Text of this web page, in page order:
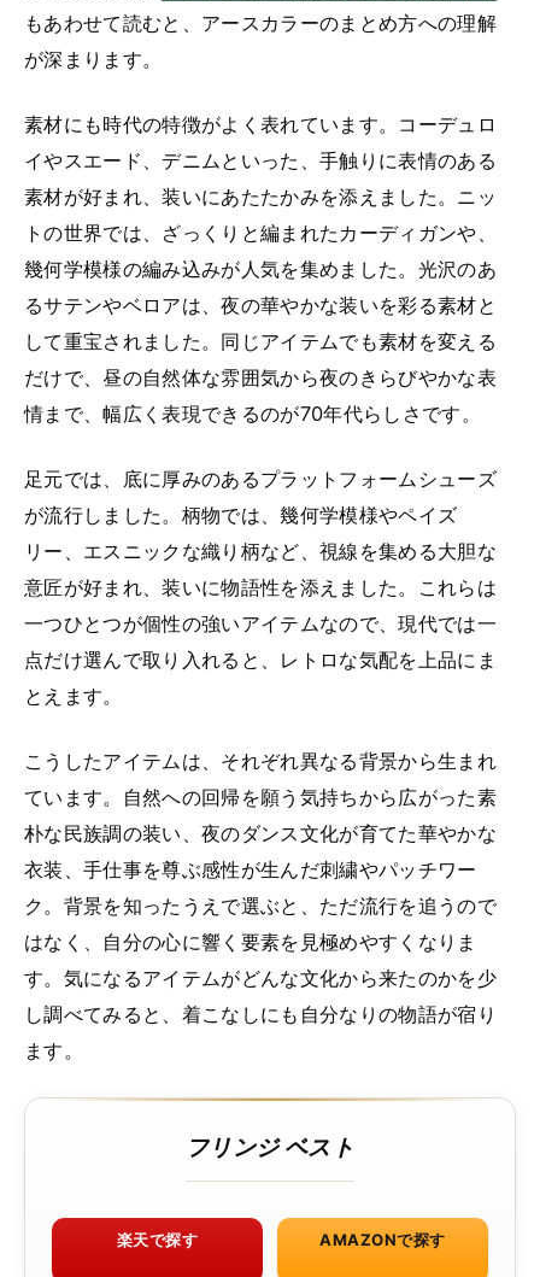
もあわせて読むと、アースカラーのまとめ方への理解
が深まります。
素材にも時代の特徴がよく表れています。コーデュロ
イやスエード、デニムといった、手触りに表情のある
素材が好まれ、装いにあたたかみを添えました。ニッ
トの世界では、ざっくりと編まれたカーディガンや、
幾何学模様の編み込みが人気を集めました。光沢のあ
るサテンやベロアは、夜の華やかな装いを彩る素材と
して重宝されました。同じアイテムでも素材を変える
だけで、昼の自然体な雰囲気から夜のきらびやかな表
情まで、幅広く表現できるのが70年代らしさです。
足元では、底に厚みのあるプラットフォームシューズ
が流行しました。柄物では、幾何学模様やペイズ
リー、エスニックな織り柄など、視線を集める大胆な
意匠が好まれ、装いに物語性を添えました。これらは
一つひとつが個性の強いアイテムなので、現代では一
点だけ選んで取り入れると、レトロな気配を上品にま
とえます。
こうしたアイテムは、それぞれ異なる背景から生まれ
ています。自然への回帰を願う気持ちから広がった素
朴な民族調の装い、夜のダンス文化が育てた華やかな
衣装、手仕事を尊ぶ感性が生んだ刺繍やパッチワー
ク。背景を知ったうえで選ぶと、ただ流行を追うので
はなく、自分の心に響く要素を見極めやすくなりま
す。気になるアイテムがどんな文化から来たのかを少
し調べてみると、着こなしにも自分なりの物語が宿り
ます。
フリンジ ベスト
楽天で探す AMAZONで探す